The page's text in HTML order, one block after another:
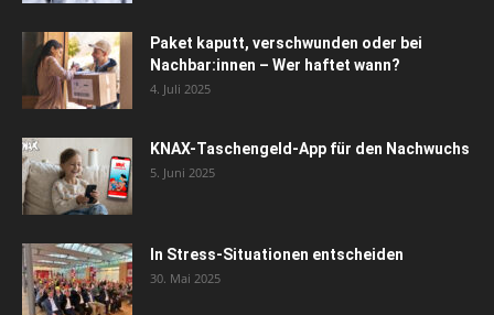
Paket kaputt, verschwunden oder bei
Nachbar:innen – Wer haftet wann?
4. Juli 2025
KNAX-Taschengeld-App für den Nachwuchs
5. Juni 2025
In Stress-Situationen entscheiden
30. Mai 2025